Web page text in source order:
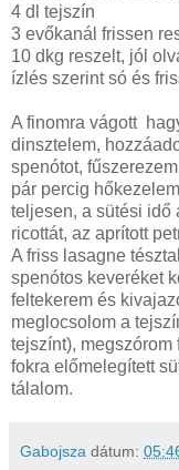
4 dl tejszín
3 evőkanál frissen
10 dkg reszelt, jól
ízlés szerint só és
A finomra vágott
dinsztelem,
spenótot,
pár percig
teljesen, a sütési idő
ricottát, az aprított
A friss lasagne
spenótos keveréket
feltekerem és
meglocsolom a
tejszínt),
fokra előmelegített
tálalom.
Gabojsza dátum: